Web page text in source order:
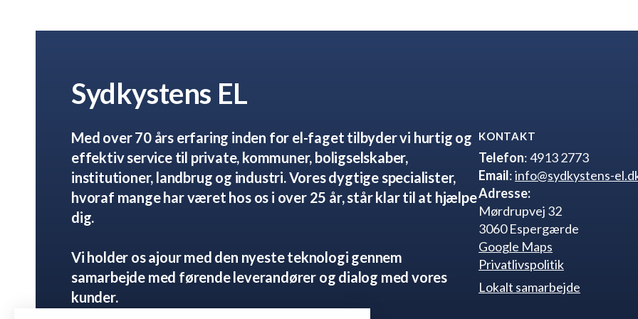
Sydkystens EL
Med over 70 års erfaring inden for el-faget tilbyder vi hurtig og
effektiv service til private, kommuner, boligselskaber,
institutioner, landbrug og industri. Vores dygtige specialister,
hvoraf mange har været hos os i over 25 år, står klar til at hjælpe
dig.
Vi holder os ajour med den nyeste teknologi gennem
samarbejde med førende leverandører og dialog med vores
kunder.
KONTAKT
Telefon: 4913 2773
Email:info@sydkystens-
Adresse:
Mørdrupvej 32
3060 Espergærde
Google Maps
Privatlivspolitik
Lokalt samarbejde